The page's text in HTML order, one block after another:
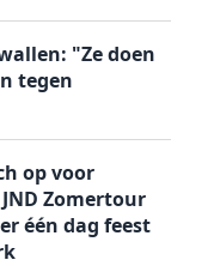
"Ze doen
tegen
op voor
Zomertour
één dag feest